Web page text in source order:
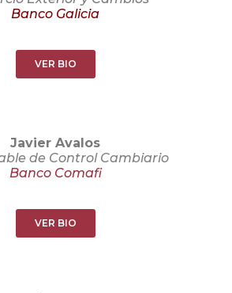
Banco Galicia
VER BIO
Javier Avalos
de Control Cambiario
Banco Comafi
VER BIO